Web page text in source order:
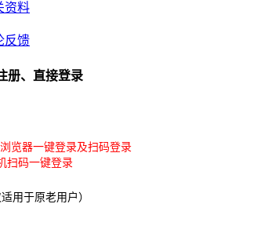
资料
反馈
册、直接登录
览器一键登录及扫码登录
扫码一键登录
用于原老用户）